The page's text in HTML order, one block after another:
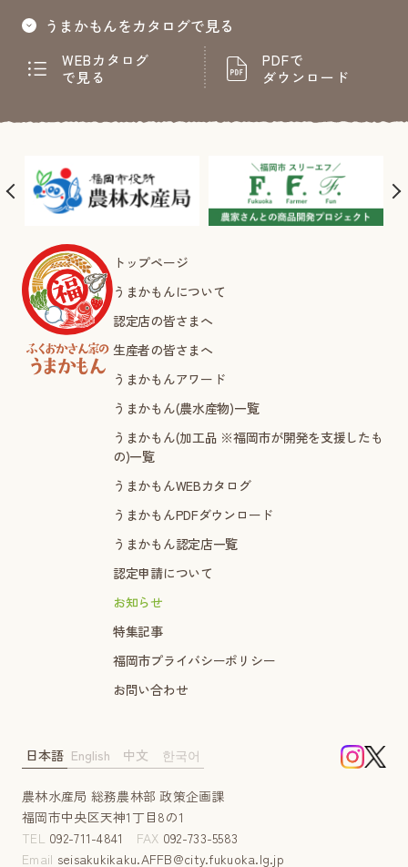
うまかもんをカタログで見る
WEBカタログ
で見る
PDFで
ダウンロード
トップページ
うまかもんについて
認定店の皆さまへ
生産者の皆さまへ
うまかもんアワード
うまかもん(農水産物)一覧
うまかもん(加工品 ※福岡市が開発を支援したも
の)一覧
うまかもんWEBカタログ
うまかもんPDFダウンロード
うまかもん認定店一覧
認定申請について
お知らせ
特集記事
福岡市プライバシーポリシー
お問い合わせ
農林水産局 総務農林部 政策企画課
福岡市中央区天神1丁目8の1
TEL 092-711-4841 FAX 092-733-5583
Email seisakukikaku.AFFB@city.fukuoka.lg.jp
日本語 English 中文 한국어